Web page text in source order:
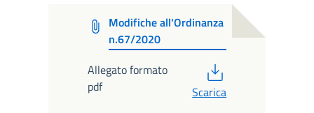
Modifiche all'Ordinanza
n.67/2020
Allegato formato
pdf
Scarica